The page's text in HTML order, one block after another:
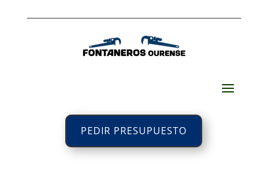
PEDIR PRESUPUESTO